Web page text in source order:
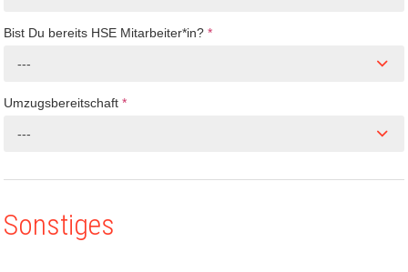
Bist Du bereits HSE Mitarbeiter*in?*
---
Umzugsbereitschaft*
---
Sonstiges